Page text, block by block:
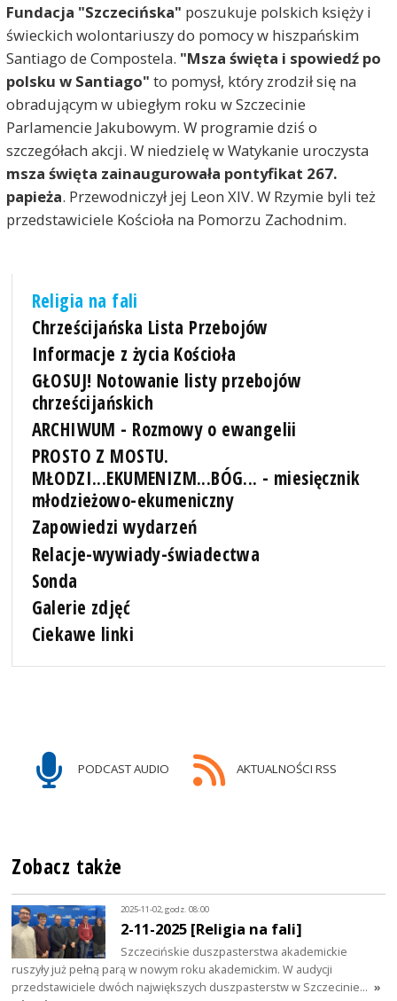
Fundacja "Szczecińska" poszukuje polskich księży i
świeckich wolontariuszy do pomocy w hiszpańskim
Santiago de Compostela. "Msza święta i spowiedź po
polsku w Santiago" to pomysł, który zrodził się na
obradującym w ubiegłym roku w Szczecinie
Parlamencie Jakubowym. W programie dziś o
szczegółach akcji. W niedzielę w Watykanie uroczysta
msza święta zainaugurowała pontyfikat 267.
papieża. Przewodniczył jej Leon XIV. W Rzymie byli też
przedstawiciele Kościoła na Pomorzu Zachodnim.
Religia na fali
Chrześcijańska Lista Przebojów
Informacje z życia Kościoła
GŁOSUJ! Notowanie listy przebojów
chrześcijańskich
ARCHIWUM - Rozmowy o ewangelii
PROSTO Z MOSTU.
MŁODZI...EKUMENIZM...BÓG... - miesięcznik
młodzieżowo-ekumeniczny
Zapowiedzi wydarzeń
Relacje-wywiady-świadectwa
Sonda
Galerie zdjęć
Ciekawe linki
PODCAST AUDIO AKTUALNOŚCI RSS
Zobacz także
2025-11-02, godz. 08:00
2-11-2025 [Religia na fali]
Szczecińskie duszpasterstwa akademickie
ruszyły już pełną parą w nowym roku akademickim. W audycji
przedstawiciele dwóch największych duszpasterstw w Szczecinie… »